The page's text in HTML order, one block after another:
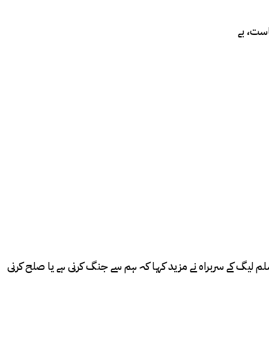
بے
لیگ کے سربراہ نے مزید کہا کہ ہم سے جنگ کرنی ہے یا صلح کرنی